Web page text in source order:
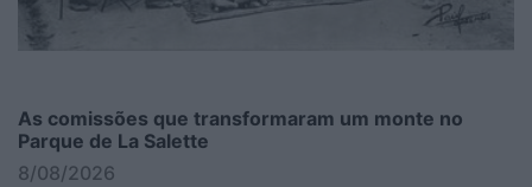
As comissões que transformaram um monte no
Parque de La Salette
8/08/2026